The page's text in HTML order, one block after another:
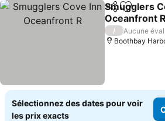
PartagerAjouter
Smugglers
Oceanfront R
/
Aucune
Boothbay
Sélectionnez des dates pour voir
les prix exacts